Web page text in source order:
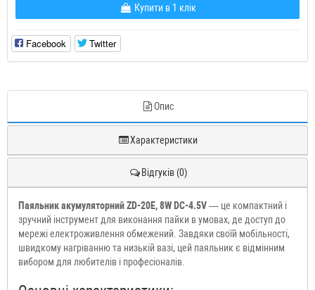
Купити в 1 клік
Facebook Twitter
Опис
Характеристики
Відгуків (0)
Паяльник акумуляторний ZD-20E, 8W DC-4.5V— це компактний і
зручний інструмент для виконання пайки в умовах, де доступ до
мережі електроживлення обмежений. Завдяки своїй мобільності,
швидкому нагріванню та низькій вазі, цей паяльник є відмінним
вибором для любителів і професіоналів.